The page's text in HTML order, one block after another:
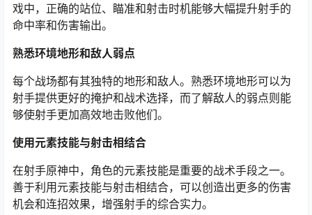
戏中，正确的站位、瞄准和射击时机能够大幅提升射手的
命中率和伤害输出。
熟悉环境地形和敌人弱点
每个战场都有其独特的地形和敌人。熟悉环境地形可以为
射手提供更好的掩护和战术选择，而了解敌人的弱点则能
够使射手更加高效地击败他们。
使用元素技能与射击相结合
在射手原神中，角色的元素技能是重要的战术手段之一。
善于利用元素技能与射击相结合，可以创造出更多的伤害
机会和连招效果，增强射手的综合实力。